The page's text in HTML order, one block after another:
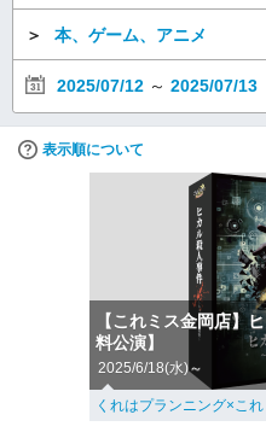
＞ 本、ゲーム、アニメ
2025/07/12 ～ 2025/07/13
表示順について
【これミス金岡店】
料公演】
2025/6/18(水)～
くれはプランニング×こ